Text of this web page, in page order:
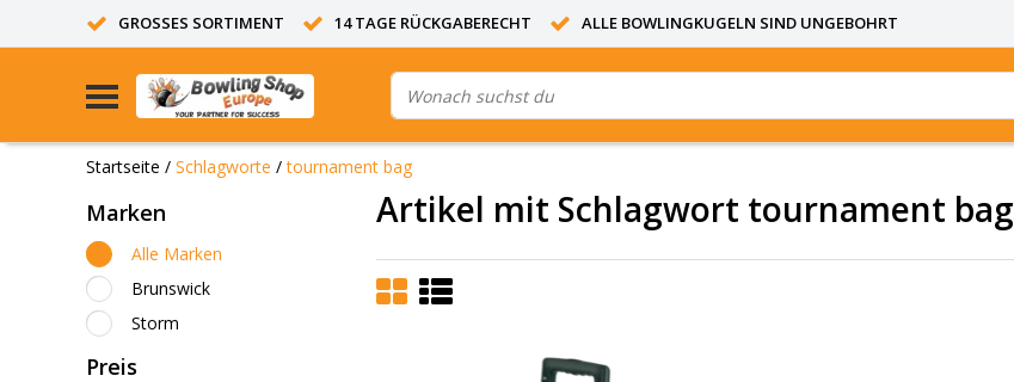
GROSSES SORTIMENT 14 TAGE RÜCKGABERECHT ALLE BOWLINGKUGELN SIND UNGEBOHRT
Startseite / Schlagworte /tournament bag
Marken
Alle Marken
Brunswick
Storm
Preis
Artikel mit Schlagwort tournament bag